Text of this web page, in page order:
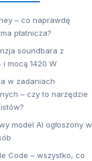
– co naprawdę
płatnicza?
soundbara z
i mocą 1420 W
w zadaniach
– czy to narzędzie
model AI ogłoszony w
Code – wszystko, co